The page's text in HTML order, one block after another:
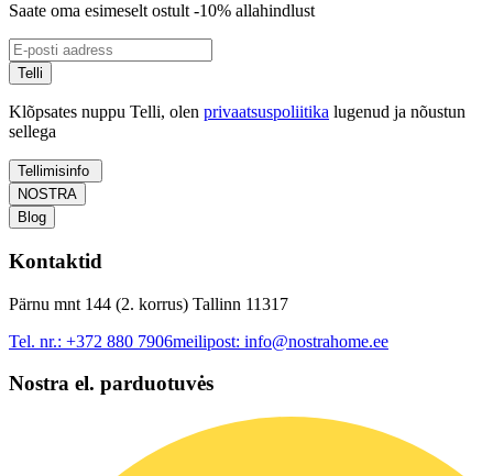
Saate oma esimeselt ostult -10% allahindlust
Telli
Klõpsates nuppu Telli, olen privaatsuspoliitika lugenud ja nõustun
sellega
Tellimisinfo
NOSTRA
Blog
Kontaktid
Pärnu mnt 144 (2. korrus) Tallinn 11317
Tel. nr.: +372 880 7906meilipost: info@nostrahome.ee
Nostra el. parduotuvės